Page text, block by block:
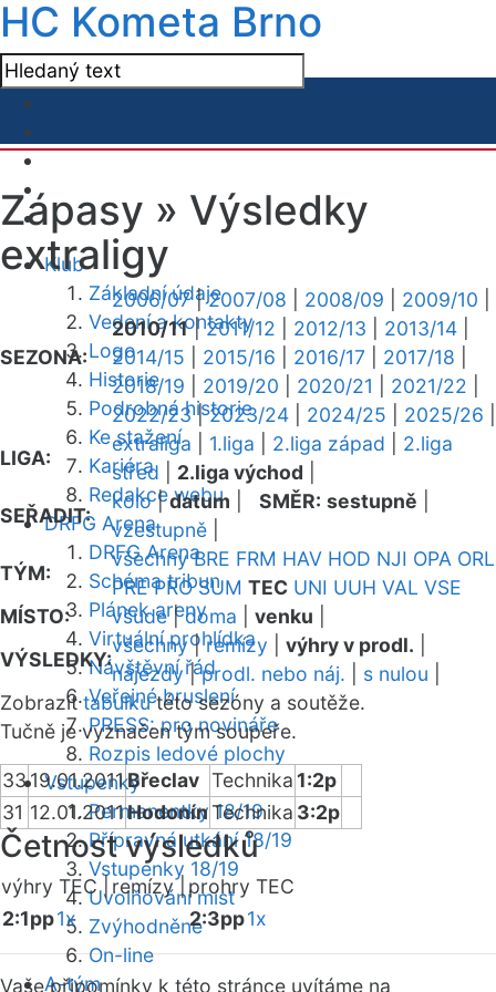
HC Kometa Brno
Klub
Základní údaje
Vedení a kontakty
Logo
Historie
Podrobná historie
Ke stažení
Kariéra
Redakce webu
DRFG Arena
DRFG Arena
Schéma tribun
Plánek areny
Virtuální prohlídka
Návštěvní řád
Veřejné bruslení
PRESS: pro novináře
Rozpis ledové plochy
Vstupenky
Permanentky 18/19
Přípravná utkání 18/19
Vstupenky 18/19
Uvolňování míst
Zvýhodněné
On-line
A-tým
Zápasy » Výsledky
extraligy
SEZONA:
2006/07|2007/08 2008/09 2009/10
2010/11|2011/12 2012/13 2013/14
2014/15
2015/16 2016/17 2017/18
2018/19
2019/20 2020/21 2021/22
2022/23|2023/24 2024/25 2025/26
LIGA:
extraliga 1.liga 2.liga západ
2.liga
střed
2.liga východ
SEŘADIT:
kolo|datum SMĚR: sestupně
vzestupně
TÝM:
všechny BRE FRM HAV HOD NJI OPA ORL
PRE PRO SUM TEC UNI UUH VAL VSE
MÍSTO:
všude|doma venku
VÝSLEDKY:
všechny|remízy výhry v prodl.
nájezdy|prodl. nebo náj. s nulou
Zobrazittabulkutéto sezóny a soutěže.
Tučně je vyznačen tým soupeře.
3319.01.2011Břeclav Technika 1:2p
31 12.01.2011HodonínTechnika 3:2p
Četnost výsledků
výhry TEC | remízy | prohry TEC
2:1pp1x 2:3pp1x
Vaše připomínky k této stránce uvítáme na